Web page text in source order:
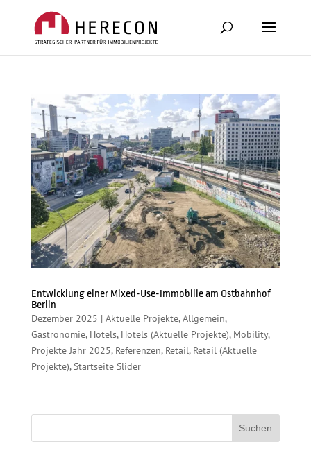
Entwicklung einer Mixed-Use-Immobilie am Ostbahnhof
Berlin
Dezember 2025 | Aktuelle Projekte,Allgemein,
Gastronomie, Hotels, Hotels (Aktuelle Projekte), Mobility,
Projekte Jahr 2025, Referenzen, Retail, Retail (Aktuelle
Projekte),Startseite Slider